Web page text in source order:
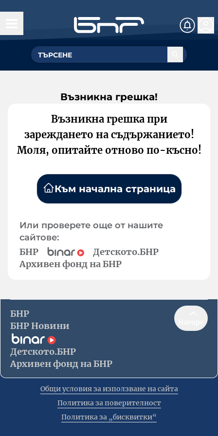
Възникна грешка!
Възникна грешка при
зареждането на съдържанието!
Моля, опитайте отново по-късно!
Към начална страница
Или проверете още от нашите
сайтове:
БНР
Детското.БНР
Архивен фонд на БНР
БНР
БНР Новини
Детското.БНР
Архивен фонд на БНР
Общи условия за използване на сайта
Политика за поверителност
Политика за „бисквитки“